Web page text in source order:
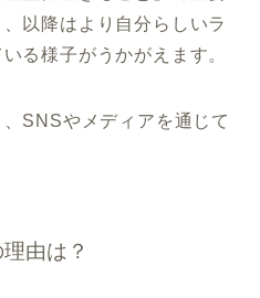
以降はより自分らしいラ
る様子がうかがえます。
SNSやメディアを通じて
由は？